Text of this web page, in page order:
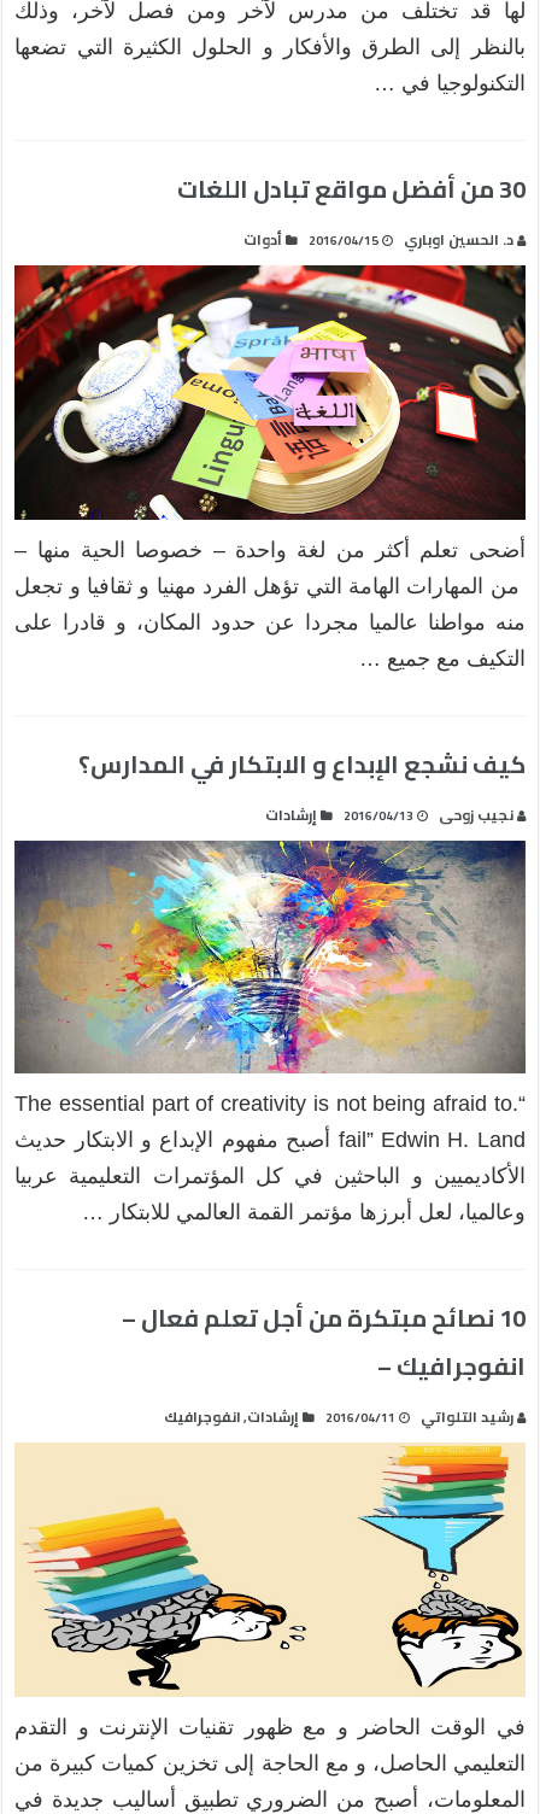
لها قد تختلف من مدرس لآخر ومن فصل لآخر، وذلك
بالنظر إلى الطرق والأفكار و الحلول الكثيرة التي تضعها
التكنولوجيا في …
30 من أفضل مواقع تبادل اللغات
د. الحسين اوباري 2016/04/15 أدوات
أضحى تعلم أكثر من لغة واحدة – خصوصا الحية منها –
من المهارات الهامة التي تؤهل الفرد مهنيا و ثقافيا و تجعل
منه مواطنا عالميا مجردا عن حدود المكان، و قادرا على
التكيف مع جميع …
كيف نشجع الإبداع و الابتكار في المدارس؟
نجيب زوحى 2016/04/13 إرشادات
“.The essential part of creativity is not being afraid to
fail” Edwin H. Land أصبح مفهوم الإبداع و الابتكار حديث
الأكاديميين و الباحثين في كل المؤتمرات التعليمية عربيا
وعالميا، لعل أبرزها مؤتمر القمة العالمي للابتكار …
10 نصائح مبتكرة من أجل تعلم فعال –
انفوجرافيك –
رشيد التلواتي 2016/04/11 إرشادات,انفوجرافيك
في الوقت الحاضر و مع ظهور تقنيات الإنترنت و التقدم
التعليمي الحاصل، و مع الحاجة إلى تخزين كميات كبيرة من
المعلومات، أصبح من الضروري تطبيق أساليب جديدة في